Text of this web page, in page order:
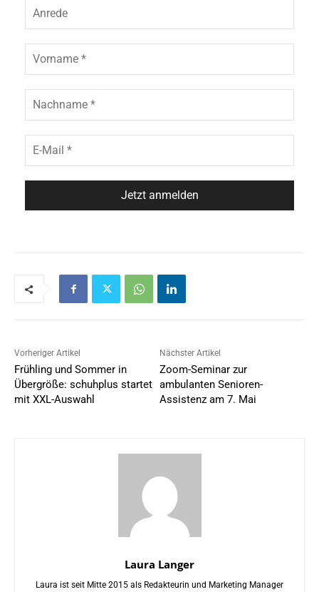
Vorheriger Artikel
Frühling und Sommer in
Übergröße: schuhplus startet
mit XXL-Auswahl
Nächster Artikel
Zoom-Seminar zur
ambulanten Senioren-
Assistenz am 7. Mai
Laura Langer
Laura ist seit Mitte 2015 als Redakteurin und Marketing Manager